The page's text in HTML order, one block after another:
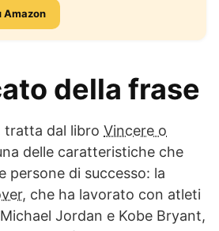
Amazon
della frase
tratta dal libro Vincere o
delle caratteristiche che
persone di successo: la
, che ha lavorato con atleti
Jordan e Kobe Bryant,